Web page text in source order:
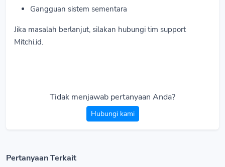
Gangguan sistem sementara
Jika masalah berlanjut, silakan hubungi tim support
Mitchi.id.
Tidak menjawab pertanyaan Anda?
Hubungi kami
Pertanyaan Terkait